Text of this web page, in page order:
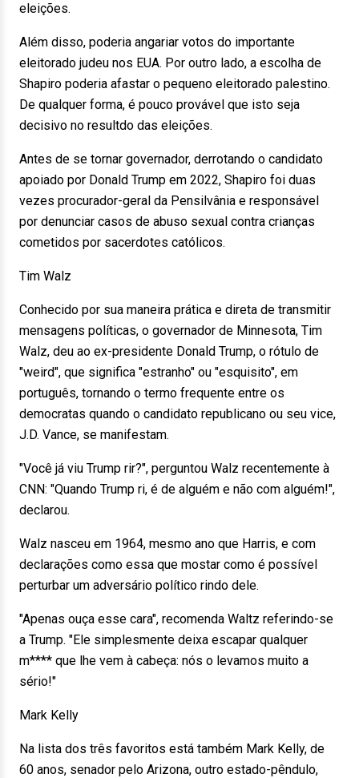
eleições.
Além disso, poderia angariar votos do importante
eleitorado judeu nos EUA. Por outro lado, a escolha de
Shapiro poderia afastar o pequeno eleitorado palestino.
De qualquer forma, é pouco provável que isto seja
decisivo no resultdo das eleições.
Antes de se tornar governador, derrotando o candidato
apoiado por Donald Trump em 2022, Shapiro foi duas
vezes procurador-geral da Pensilvânia e responsável
por denunciar casos de abuso sexual contra crianças
cometidos por sacerdotes católicos.
Tim Walz
Conhecido por sua maneira prática e direta de transmitir
mensagens políticas, o governador de Minnesota, Tim
Walz, deu ao ex-presidente Donald Trump, o rótulo de
"weird", que significa "estranho" ou "esquisito", em
português, tornando o termo frequente entre os
democratas quando o candidato republicano ou seu vice,
J.D. Vance, se manifestam.
"Você já viu Trump rir?", perguntou Walz recentemente à
CNN: "Quando Trump ri, é de alguém e não com alguém!",
declarou.
Walz nasceu em 1964, mesmo ano que Harris, e com
declarações como essa que mostar como é possível
perturbar um adversário político rindo dele.
"Apenas ouça esse cara", recomenda Waltz referindo-se
a Trump. "Ele simplesmente deixa escapar qualquer
m**** que lhe vem à cabeça: nós o levamos muito a
sério!"
Mark Kelly
Na lista dos três favoritos está também Mark Kelly, de
60 anos, senador pelo Arizona, outro estado-pêndulo,